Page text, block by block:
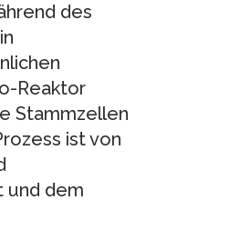
des
Reaktor
Stammzellen
ist von
und dem